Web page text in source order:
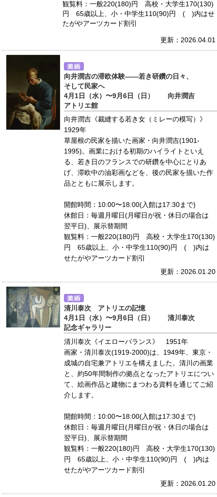
観覧料：一般220(180)円 高校・大学生170(130)
円 65歳以上、小・中学生110(90)円 ( )内はせ
たがやアーツカード割引
更新：2026.04.01
向井潤吉の滞欧体験――若き研鑽の日々、
そして民家へ
4月1日（水）〜9月6日（日） 向井潤吉
アトリエ館
向井潤吉《裁縫する若き女（ミレーの模写）》
1929年
草屋根の民家を描いた画家・向井潤吉(1901-
1995)。画業における初期のハイライトといえ
る、若き日のフランスでの研鑽を中心にとりあ
げ、滞欧中の油彩画などを、後の民家を描いた作
品とともに展示します。
開館時間：10:00〜18:00(入館は17:30まで)
休館日：毎週月曜日(月曜日が祝・休日の場合は
翌平日)、展示替期間
観覧料：一般220(180)円 高校・大学生170(130)
円 65歳以上、小・中学生110(90)円 ( )内は
せたがやアーツカード割引
更新：2026.01.20
清川泰次 アトリエの記憶
4月1日（水）〜9月6日（日） 清川泰次
記念ギャラリー
清川泰次《イエローバランス》 1951年
画家・清川泰次(1919-2000)は、1949年、東京・
成城の自宅兼アトリエを構えました。清川の画業
と、約50年間制作の拠点となったアトリエについ
て、絵画作品と建物にまつわる資料を通じてご紹
介します。
開館時間：10:00〜18:00(入館は17:30まで)
休館日：毎週月曜日(月曜日が祝・休日の場合は
翌平日)、展示替期間
観覧料：一般220(180)円 高校・大学生170(130)
円 65歳以上、小・中学生110(90)円 ( )内は
せたがやアーツカード割引
更新：2026.01.20